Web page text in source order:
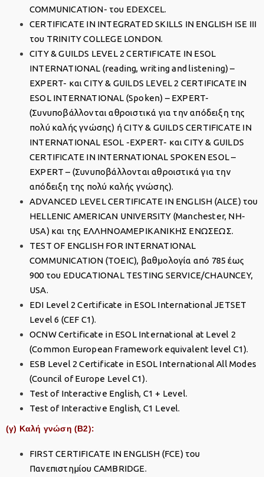
COMMUNICATION- του EDEXCEL.
CERTIFICATE IN INTEGRATED SKILLS IN ENGLISH ISE III
του TRINITY COLLEGE LONDON.
CITY & GUILDS LEVEL 2 CERTIFICATE IN ESOL
INTERNATIONAL (reading, writing and listening) –
EXPERT- και CITY & GUILDS LEVEL 2 CERTIFICATE IN
ESOL INTERNATIONAL (Spoken) – EXPERT-
(Συνυποβάλλονται αθροιστικά για την απόδειξη της
πολύ καλής γνώσης) ή CITY & GUILDS CERTIFICATE IN
INTERNATIONAL ESOL -EXPERT- και CITY & GUILDS
CERTIFICATE IN INTERNATIONAL SPOKEN ESOL –
EXPERT – (Συνυποβάλλονται αθροιστικά για την
απόδειξη της πολύ καλής γνώσης).
ADVANCED LEVEL CERTIFICATE IN ENGLISH (ALCE) του
HELLENIC AMERICAN UNIVERSITY (Manchester, ΝΗ-
USA) και της ΕΛΛΗΝΟΑΜΕΡΙΚΑΝΙΚΗΣ ΕΝΩΣΕΩΣ.
ΤΕST OF ENGLISH FOR INTERNATIONAL
COMMUNICATION (TOEIC), βαθμολογία από 785 έως
900 του EDUCATIONAL TESTING SERVICE/CHAUNCEY,
USA.
EDI Level 2 Certificate in ESOL International JETSET
Level 6 (CEF C1).
OCNW Certificate in ESOL International at Level 2
(Common European Framework equivalent level C1).
ESB Level 2 Certificate in ESOL International All Modes
(Council of Europe Level C1).
Test of Interactive English, C1 + Level.
Test of Interactive English, C1 Level.
(γ) Καλή γνώση (Β2):
FIRST CERTIFICATE IN ENGLISH (FCE) του
Πανεπιστημίου CAMBRIDGE.